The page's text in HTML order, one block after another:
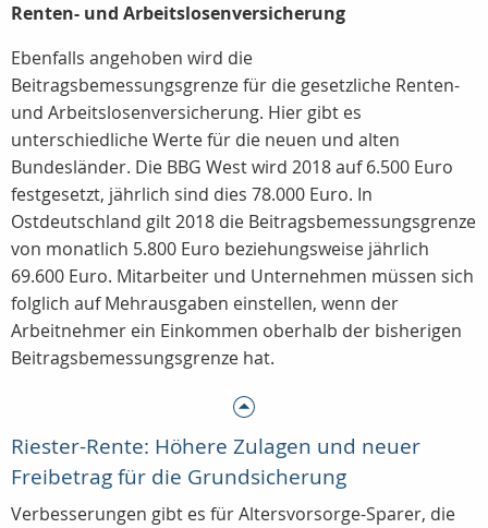
Renten- und Arbeitslosenversicherung
Ebenfalls angehoben wird die
Beitragsbemessungsgrenze für die gesetzliche Renten-
und Arbeitslosenversicherung. Hier gibt es
unterschiedliche Werte für die neuen und alten
Bundesländer. Die BBG West wird 2018 auf 6.500 Euro
festgesetzt, jährlich sind dies 78.000 Euro. In
Ostdeutschland gilt 2018 die Beitragsbemessungsgrenze
von monatlich 5.800 Euro beziehungsweise jährlich
69.600 Euro. Mitarbeiter und Unternehmen müssen sich
folglich auf Mehrausgaben einstellen, wenn der
Arbeitnehmer ein Einkommen oberhalb der bisherigen
Beitragsbemessungsgrenze hat.
Riester-Rente: Höhere Zulagen und neuer
Freibetrag für die Grundsicherung
Verbesserungen gibt es für Altersvorsorge-Sparer, die